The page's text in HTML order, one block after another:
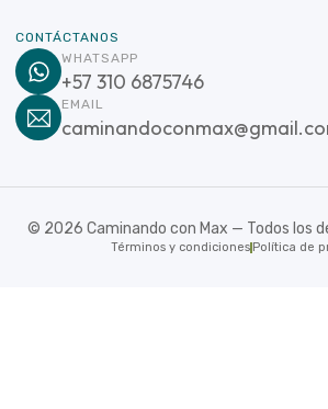
CONTÁCTANOS
WHATSAPP
+57 310 6875746
EMAIL
© 2026 Caminando con Max — Todos los
Términos y condiciones Política de